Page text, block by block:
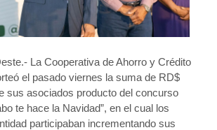
La Cooperativa de Ahorro y Crédito
el pasado viernes la suma de RD$
sus asociados producto del concurso
te hace la Navidad”, en el cual los
participaban incrementando sus